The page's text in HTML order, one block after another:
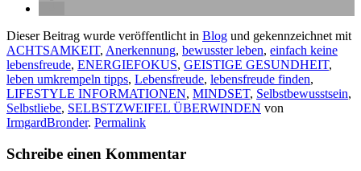
Dieser Beitrag wurde veröffentlicht in Blog und gekennzeichnet mit
ACHTSAMKEIT, Anerkennung, bewusster leben, einfach keine
lebensfreude, ENERGIEFOKUS, GEISTIGE GESUNDHEIT,
leben umkrempeln tipps, Lebensfreude, lebensfreude finden,
LIFESTYLE INFORMATIONEN, MINDSET, Selbstbewusstsein,
Selbstliebe, SELBSTZWEIFEL ÜBERWINDEN von
IrmgardBronder. Permalink
Schreibe einen Kommentar